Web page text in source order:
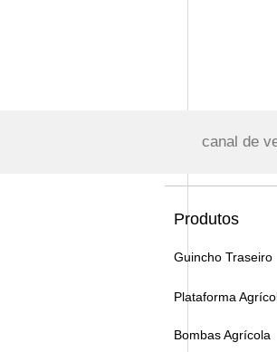
canal de
Produtos
Guincho Traseiro
Plataforma
Bombas Agrícola